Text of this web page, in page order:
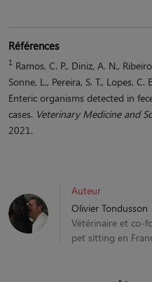
Références
1 Ramos, C. P., Diniz, A. N.,
Sonne, L., Pereira, S. T., Lopes,
Enteric organisms detected in
cases. Veterinary Medicine and
2021.
Auteur
Olivier Tondusson
Vétérinaire et co-
pet sitting en